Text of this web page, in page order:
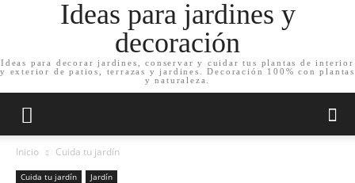
Ideas para jardines y
decoración
Ideas para decorar jardines, conservar y cuidar tus plantas de interior
y exterior de patios, terrazas y jardines. Decoración 100% con plantas
y naturaleza.
Inicio Cuida tu jardín
Cuida tu jardín Jardín